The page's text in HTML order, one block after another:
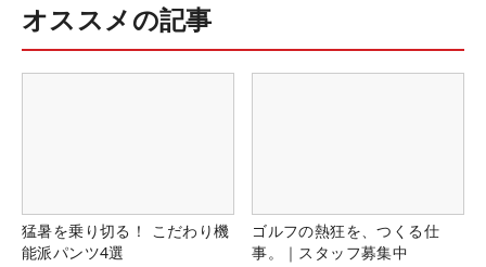
オススメの記事
猛暑を乗り切る！ こだわり機
能派パンツ4選
ゴルフの熱狂を、つくる仕
事。｜スタッフ募集中